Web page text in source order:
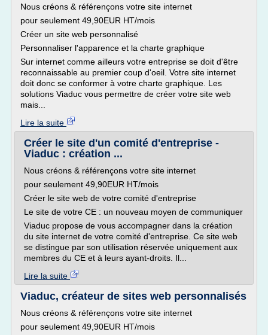
Nous créons & référençons votre site internet
pour seulement 49,90EUR HT/mois
Créer un site web personnalisé
Personnaliser l'apparence et la charte graphique
Sur internet comme ailleurs votre entreprise se doit d'être
reconnaissable au premier coup d'oeil. Votre site internet
doit donc se conformer à votre charte graphique. Les
solutions Viaduc vous permettre de créer votre site web
mais...
Lire la suite
Créer le site d'un comité d'entreprise -
Viaduc : création ...
Nous créons & référençons votre site internet
pour seulement 49,90EUR HT/mois
Créer le site web de votre comité d'entreprise
Le site de votre CE : un nouveau moyen de communiquer
Viaduc propose de vous accompagner dans la création
du site internet de votre comité d'entreprise. Ce site web
se distingue par son utilisation réservée uniquement aux
membres du CE et à leurs ayant-droits. Il...
Lire la suite
Viaduc, créateur de sites web personnalisés
Nous créons & référençons votre site internet
pour seulement 49,90EUR HT/mois